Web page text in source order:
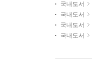
국내도서
국내도서
국내도서
국내도서